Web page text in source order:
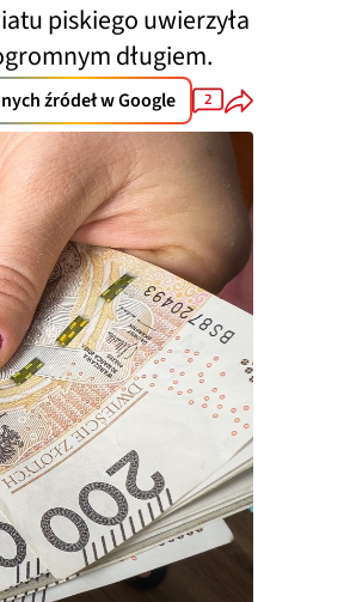
piskiego uwierzyła
długiem.
źródeł w Google 2